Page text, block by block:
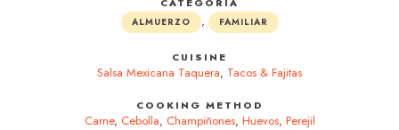
ALMUERZO , FAMILIAR
CUISINE
Salsa Mexicana Taquera, Tacos & Fajitas
COOKING METHOD
Carne, Cebolla, Champiñones, Huevos, Perejil